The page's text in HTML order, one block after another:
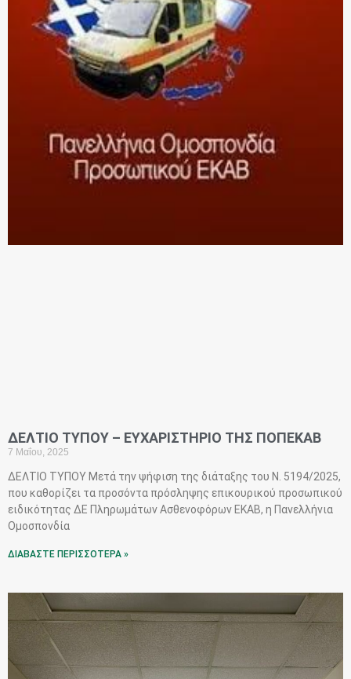
ΔΕΛΤΙΟ ΤΥΠΟΥ – ΕΥΧΑΡΙΣΤΗΡΙΟ ΤΗΣ ΠΟΠΕΚΑΒ
7 Μαΐου, 2025
ΔΕΛΤΙΟ ΤΥΠΟΥ Μετά την ψήφιση της διάταξης του Ν. 5194/2025,
που καθορίζει τα προσόντα πρόσληψης επικουρικού προσωπικού
ειδικότητας ΔΕ Πληρωμάτων Ασθενοφόρων ΕΚΑΒ, η Πανελλήνια
Ομοσπονδία
ΔΙΑΒΑΣΤΕ ΠΕΡΙΣΣΟΤΕΡΑ »